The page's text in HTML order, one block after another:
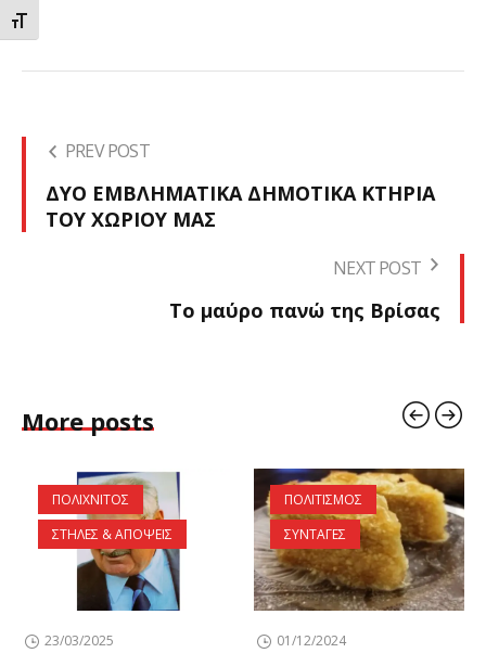
ΕΝΑΛΛΑΓΗ ΜΕΓΕΘΟΥΣ ΓΡΑΜΜΑΤΩΝ
PREV POST
ΔΥΟ ΕΜΒΛΗΜΑΤΙΚΑ ΔΗΜΟΤΙΚΑ ΚΤΗΡΙΑ
ΤΟΥ ΧΩΡΙΟΥ ΜΑΣ
NEXT POST
Το μαύρο πανώ της Βρίσας
More posts
ΠΟΛΙΧΝΙΤΟΣ
ΣΤΗΛΕΣ & ΑΠΟΨΕΙΣ
23/03/2025
ΠΟΛΙΤΙΣΜΟΣ
ΣΥΝΤΑΓΕΣ
01/12/2024